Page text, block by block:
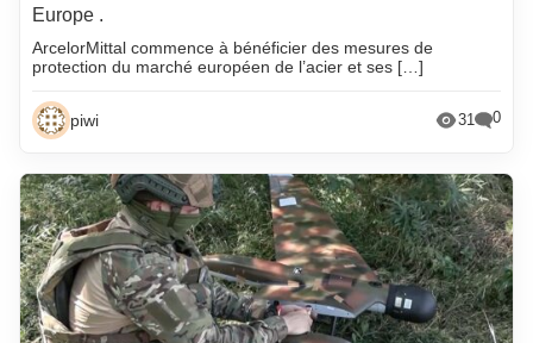
Europe .
ArcelorMittal commence à bénéficier des mesures de
protection du marché européen de l’acier et ses […]
piwi 31 0